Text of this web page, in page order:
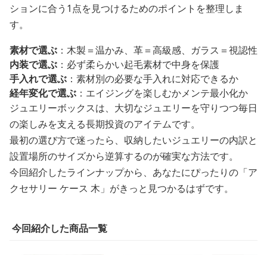
ションに合う1点を見つけるためのポイントを整理しま
す。
素材で選ぶ ：木製＝温かみ、革＝高級感、ガラス＝視認性
内装で選ぶ ：必ず柔らかい起毛素材で中身を保護
手入れで選ぶ ：素材別の必要な手入れに対応できるか
経年変化で選ぶ ：エイジングを楽しむかメンテ最小化か
ジュエリーボックスは、大切なジュエリーを守りつつ毎日
の楽しみを支える長期投資のアイテムです。
最初の選び方で迷ったら、収納したいジュエリーの内訳と
設置場所のサイズから逆算するのが確実な方法です。
今回紹介したラインナップから、あなたにぴったりの「ア
クセサリー ケース 木」がきっと見つかるはずです。
今回紹介した商品一覧